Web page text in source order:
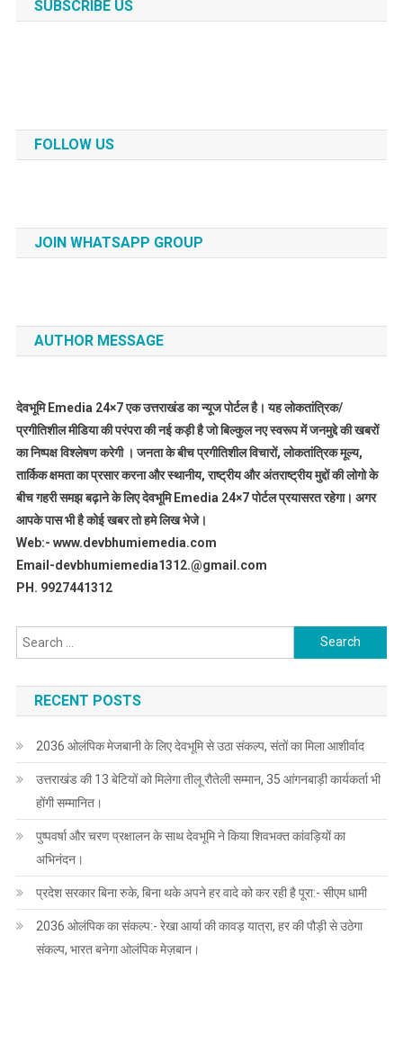
SUBSCRIBE US
FOLLOW US
JOIN WHATSAPP GROUP
AUTHOR MESSAGE
देवभूमि Emedia 24×7 एक उत्तराखंड का न्यूज पोर्टल है। यह लोकतांत्रिक/
प्रगीतिशील मीडिया की परंपरा की नई कड़ी है जो बिल्कुल नए स्वरूप में जनमुद्दे की खबरों
का निष्पक्ष विश्लेषण करेगी । जनता के बीच प्रगीतिशील विचारों, लोकतांत्रिक मूल्य,
तार्किक क्षमता का प्रसार करना और स्थानीय, राष्ट्रीय और अंतराष्ट्रीय मुद्दों की लोगो के
बीच गहरी समझ बढ़ाने के लिए देवभूमि Emedia 24×7 पोर्टल प्रयासरत रहेगा। अगर
आपके पास भी है कोई खबर तो हमे लिख भेजे।
Web:- www.devbhumiemedia.com
Email-devbhumiemedia1312.@gmail.com
PH. 9927441312
Search
for:
RECENT POSTS
2036 ओलंपिक मेजबानी के लिए देवभूमि से उठा संकल्प, संतों का मिला आशीर्वाद
उत्तराखंड की 13 बेटियों को मिलेगा तीलू रौतेली सम्मान, 35 आंगनबाड़ी कार्यकर्ता भी
होंगी सम्मानित।
पुष्पवर्षा और चरण प्रक्षालन के साथ देवभूमि ने किया शिवभक्त कांवड़ियों का
अभिनंदन।
प्रदेश सरकार बिना रुके, बिना थके अपने हर वादे को कर रही है पूरा:- सीएम धामी
2036 ओलंपिक का संकल्प:- रेखा आर्या की कावड़ यात्रा, हर की पौड़ी से उठेगा
संकल्प, भारत बनेगा ओलंपिक मेज़बान।